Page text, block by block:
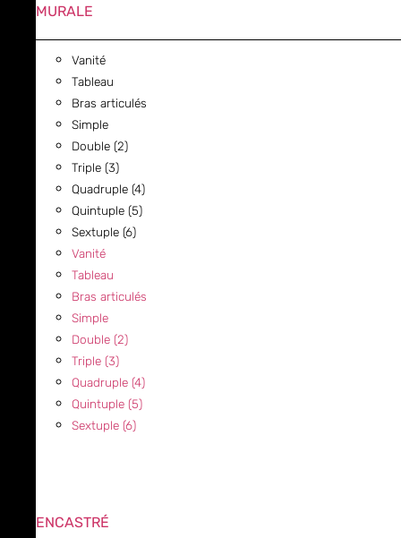
MURALE
Vanité
Tableau
Bras articulés
Simple
Double (2)
Triple (3)
Quadruple (4)
Quintuple (5)
Sextuple (6)
Vanité
Tableau
Bras articulés
Simple
Double (2)
Triple (3)
Quadruple (4)
Quintuple (5)
Sextuple (6)
ENCASTRÉ